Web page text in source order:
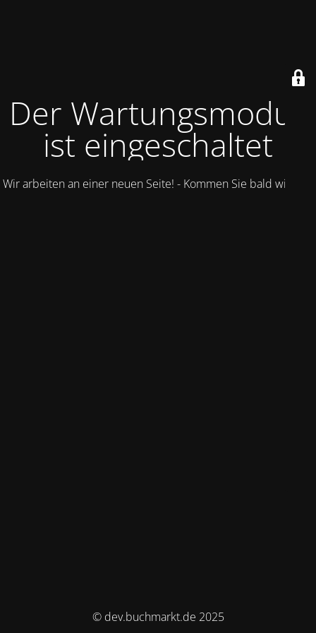
Der Wartungsmodus
ist eingeschaltet
Wir arbeiten an einer neuen Seite! - Kommen Sie bald wieder.
© dev.buchmarkt.de 2025